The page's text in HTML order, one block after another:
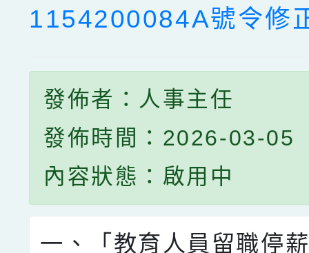
1154200084A號令修
發佈者：人事主任
發佈時間：2026-03-05
內容狀態：啟用中
一、「教育人員留職停